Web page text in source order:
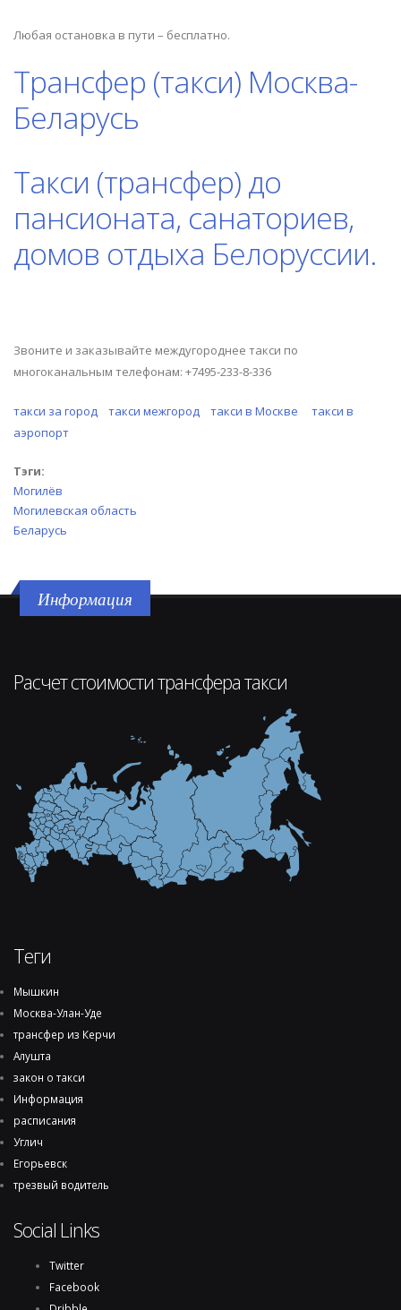
Любая остановка в пути – бесплатно.
Трансфер (такси) Москва-
Беларусь
Такси (трансфер) до
пансионата, санаториев,
домов отдыха Белоруссии.
Звоните и заказывайте междугороднее такси по
многоканальным телефонам: +7495-233-8-336
такси за город такси межгород такси в Москве
такси в
аэропорт
Тэги:
Могилёв
Могилевская область
Беларусь
Информация
Расчет стоимости трансфера такси
Теги
Мышкин
Москва-Улан-Уде
трансфер из Керчи
Алушта
закон о такси
Информация
расписания
Углич
Егорьевск
трезвый водитель
Social Links
Twitter
Facebook